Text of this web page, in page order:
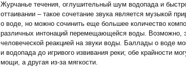
Журчанье течения, оглушительный шум водопада и
оттаивании – такое сочетание звука является музыкой
о воде, но можно сочинить еще большее количество
различных интонаций перемещающейся воды. Возможно,
человеческой реакцией на звуки воды. Баллады о воде
и водопада до игривого извивания реки; обе крайности
мощи, а другая из-за мягкости.